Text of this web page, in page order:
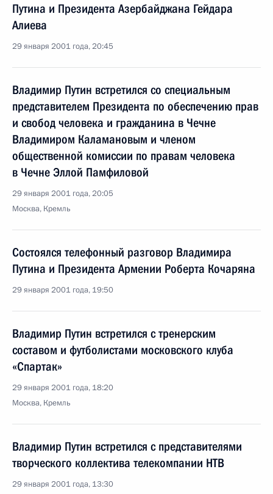
Путина и Президента Азербайджана Гейдара
Алиева
29 января 2001 года, 20:45
Владимир Путин встретился со специальным
представителем Президента по обеспечению прав
и свобод человека и гражданина в Чечне
Владимиром Каламановым и членом
общественной комиссии по правам человека
в Чечне Эллой Памфиловой
29 января 2001 года, 20:05
Москва, Кремль
Состоялся телефонный разговор Владимира
Путина и Президента Армении Роберта Кочаряна
29 января 2001 года, 19:50
Владимир Путин встретился с тренерским
составом и футболистами московского клуба
«Спартак»
29 января 2001 года, 18:20
Москва, Кремль
Владимир Путин встретился с представителями
творческого коллектива телекомпании НТВ
29 января 2001 года, 13:30